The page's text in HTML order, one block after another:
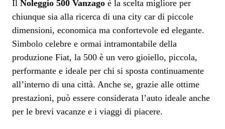
Il Noleggio 500 Vanzago è la scelta migliore per
chiunque sia alla ricerca di una city car di piccole
dimensioni, economica ma confortevole ed elegante.
Simbolo celebre e ormai intramontabile della
produzione Fiat, la 500 è un vero gioiello, piccola,
performante e ideale per chi si sposta continuamente
all’interno di una città. Anche se, grazie alle ottime
prestazioni, può essere considerata l’auto ideale anche
per le brevi vacanze e i viaggi di piacere.